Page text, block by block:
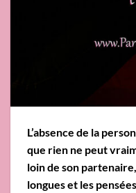
L’absence de la
que rien ne peut
loin de son
longues et les